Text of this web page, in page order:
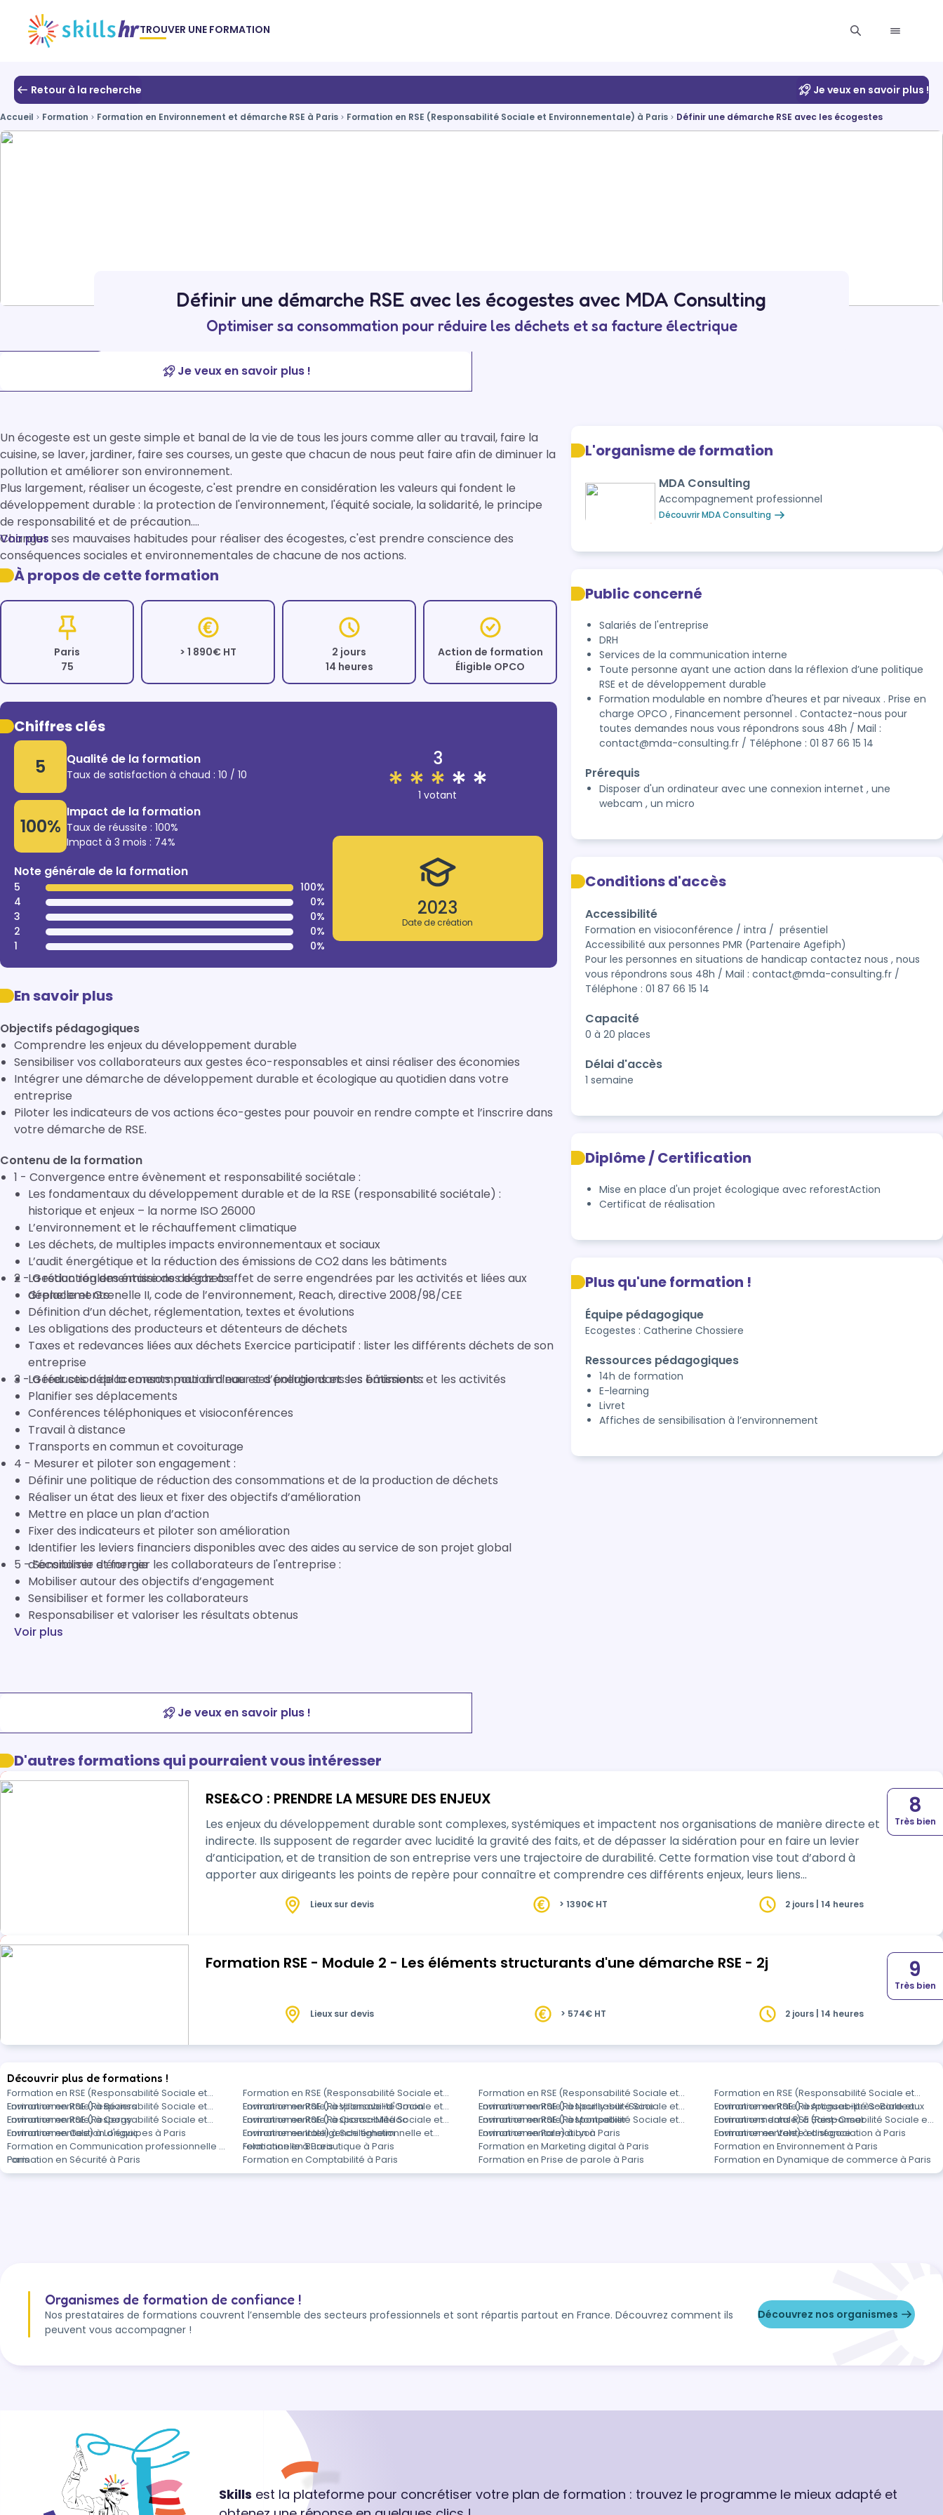
TROUVER UNE FORMATION
Retour à la recherche Je veux en savoir plus !
Accueil Formation Formation en Environnement et démarche RSE à Paris Formation en RSE (Responsabilité Sociale et Environnementale) à Paris Définir une démarche RSE avec les écogestes
Définir une démarche RSE avec les écogestes avec MDA Consulting
Optimiser sa consommation pour réduire les déchets et sa facture électrique
Je veux en savoir plus !
Un écogeste est un geste simple et banal de la vie de tous les jours comme aller au travail, faire la
cuisine, se laver, jardiner, faire ses courses, un geste que chacun de nous peut faire afin de diminuer la
pollution et améliorer son environnement.
Plus largement, réaliser un écogeste, c'est prendre en considération les valeurs qui fondent le
développement durable : la protection de l'environnement, l'équité sociale, la solidarité, le principe
de responsabilité et de précaution.
Changer ses mauvaises habitudes pour réaliser des écogestes, c'est prendre conscience des
Voir plus
À propos de cette formation
Paris
75
> 1 890€ HT
2 jours
14 heures
Action de formation
Éligible OPCO
Chiffres clés
5 Qualité de la formation
Taux de satisfaction à chaud : 10 / 10
100%
Impact de la formation
Taux de réussite : 100%
Impact à 3 mois : 74%
Note générale de la formation
5
100%
4
0%
3
0%
2
0%
1
0%
3
1 votant
2023
Date de création
En savoir plus
Objectifs pédagogiques
Comprendre les enjeux du développement durable
Sensibiliser vos collaborateurs aux gestes éco-responsables et ainsi réaliser des économies
Intégrer une démarche de développement durable et écologique au quotidien dans votre
entreprise
Piloter les indicateurs de vos actions éco-gestes pour pouvoir en rendre compte et l’inscrire dans
votre démarche de RSE.
Contenu de la formation
1 - Convergence entre évènement et responsabilité sociétale :
Les fondamentaux du développement durable et de la RSE (responsabilité sociétale) :
historique et enjeux – la norme ISO 26000
L’environnement et le réchauffement climatique
Les déchets, de multiples impacts environnementaux et sociaux
L’audit énergétique et la réduction des émissions de CO2 dans les bâtiments
La réduction des émissions de gaz à effet de serre engendrées par les activités et liées aux
déplacements
2 - Gestion réglementaire des déchets :
Grenelle et Grenelle II, code de l’environnement, Reach, directive 2008/98/CEE
Définition d’un déchet, réglementation, textes et évolutions
Les obligations des producteurs et détenteurs de déchets
Taxes et redevances liées aux déchets Exercice participatif : lister les différents déchets de son
entreprise
La réduction de la consommation d’eau et d’énergie dans les bâtiments et les activités
3 - Gérer ses déplacements pour diminuer ses pollutions et ses émissions :
Planifier ses déplacements
Conférences téléphoniques et visioconférences
Travail à distance
Transports en commun et covoiturage
4 - Mesurer et piloter son engagement :
Définir une politique de réduction des consommations et de la production de déchets
Réaliser un état des lieux et fixer des objectifs d’amélioration
Mettre en place un plan d’action
Fixer des indicateurs et piloter son amélioration
Identifier les leviers financiers disponibles avec des aides au service de son projet global
d’économie d’énergie
5 - Sensibiliser et former les collaborateurs de l'entreprise :
Mobiliser autour des objectifs d’engagement
Sensibiliser et former les collaborateurs
Responsabiliser et valoriser les résultats obtenus
Voir plus
L'organisme de formation
MDA Consulting
Accompagnement professionnel
Découvrir MDA Consulting
Public concerné
Salariés de l'entreprise
DRH
Services de la communication interne
Toute personne ayant une action dans la réflexion d’une politique
RSE et de développement durable
Formation modulable en nombre d'heures et par niveaux . Prise en
charge OPCO , Financement personnel . Contactez-nous pour
toutes demandes nous vous répondrons sous 48h / Mail :
contact@mda-consulting.fr / Téléphone : 01 87 66 15 14
Prérequis
Disposer d'un ordinateur avec une connexion internet , une
webcam , un micro
Conditions d'accès
Accessibilité
Formation en visioconférence / intra /  présentiel
Accessibilité aux personnes PMR (Partenaire Agefiph)
Pour les personnes en situations de handicap contactez nous , nous
vous répondrons sous 48h / Mail : contact@mda-consulting.fr /
Téléphone : 01 87 66 15 14
Capacité
0 à 20 places
Délai d'accès
1 semaine
Diplôme / Certification
Mise en place d'un projet écologique avec reforestAction
Certificat de réalisation
Plus qu'une formation !
Équipe pédagogique
Ecogestes : Catherine Chossiere
Ressources pédagogiques
14h de formation
E-learning
Livret
Affiches de sensibilisation à l’environnement
Je veux en savoir plus !
D'autres formations qui pourraient vous intéresser
RSE&CO : PRENDRE LA MESURE DES ENJEUX
Les enjeux du développement durable sont complexes, systémiques et impactent nos organisations de manière directe et
indirecte. Ils supposent de regarder avec lucidité la gravité des faits, et de dépasser la sidération pour en faire un levier
d’anticipation, et de transition de son entreprise vers une trajectoire de durabilité. Cette formation vise tout d’abord à
apporter aux dirigeants les points de repère pour connaître et comprendre ces différents enjeux, leurs liens
8
Très bien
Lieux sur devis > 1390€ HT 2 jours | 14 heures
Formation RSE - Module 2 - Les éléments structurants d'une démarche RSE - 2j 9
Très bien
Lieux sur devis > 574€ HT 2 jours | 14 heures
Découvrir plus de formations !
Formation en RSE (Responsabilité Sociale et
Environnementale) à Béziers
Formation en RSE (Responsabilité Sociale et
Environnementale) à Villenave-d'Ornon
Formation en RSE (Responsabilité Sociale et
Environnementale) à Neuilly-sur-Seine
Formation en RSE (Responsabilité Sociale et
Environnementale) à Artigues-près-Bordeaux
Formation en RSE (Responsabilité Sociale et
Environnementale) à Cergy
Formation en RSE (Responsabilité Sociale et
Environnementale) à Cissac-Médoc
Formation en RSE (Responsabilité Sociale et
Environnementale) à Montpellier
Formation en RSE (Responsabilité Sociale et
Environnementale) à Saint-Omer
Formation en RSE (Responsabilité Sociale et
Environnementale) à Longvic
Formation en RSE (Responsabilité Sociale et
Environnementale) à Schiltigheim
Formation en RSE (Responsabilité Sociale et
Environnementale) à Lyon
Formations dans RSE (Responsabilité Sociale et
Environnementale) à distance
Formation en Gestion d'équipes à Paris
Formation en Intelligence émotionnelle et
relationnelle à Paris
Formation en Formation à Paris
Formation en Vente et négociation à Paris
Formation en Communication professionnelle à
Paris
Formation en Bureautique à Paris Formation en Marketing digital à Paris
Formation en Environnement à Paris
Formation en Sécurité à Paris
Formation en Comptabilité à Paris Formation en Prise de parole à Paris Formation en Dynamique de commerce à Paris
Organismes de formation de confiance !
Nos prestataires de formations couvrent l’ensemble des secteurs professionnels et sont répartis partout en France. Découvrez comment ils
peuvent vous accompagner !
Découvrez nos organismes
Skills est la plateforme pour concrétiser votre plan de formation : trouvez le programme le mieux adapté et